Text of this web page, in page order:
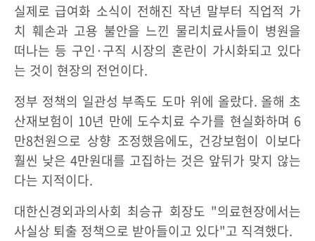
실제로 급여화 소식이 전해진 작년 말부터 직업적 가
치 훼손과 고용 불안을 느낀 물리치료사들이 병원을
떠나는 등 구인·구직 시장의 혼란이 가시화되고 있다
는 것이 현장의 전언이다.
정부 정책의 일관성 부족도 도마 위에 올랐다. 올해 초
산재보험이 10년 만에 도수치료 수가를 현실화하며 6
만8천원으로 상향 조정했음에도, 건강보험이 이보다
훨씬 낮은 4만원대를 고집하는 것은 앞뒤가 맞지 않는
다는 지적이다.
대한신경외과의사회 최승규 회장도 "의료현장에서는
사실상 퇴출 정책으로 받아들이고 있다"고 직격했다.